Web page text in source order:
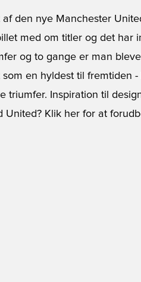
den nye Manchester
med om titler og det har
og to gange er man
en hyldest til fremtiden
triumfer. Inspiration til
United? Klik her for at